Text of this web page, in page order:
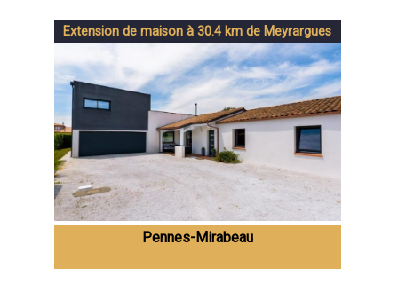
Extension de maison à 30.4 km de Meyrargues
Pennes-Mirabeau